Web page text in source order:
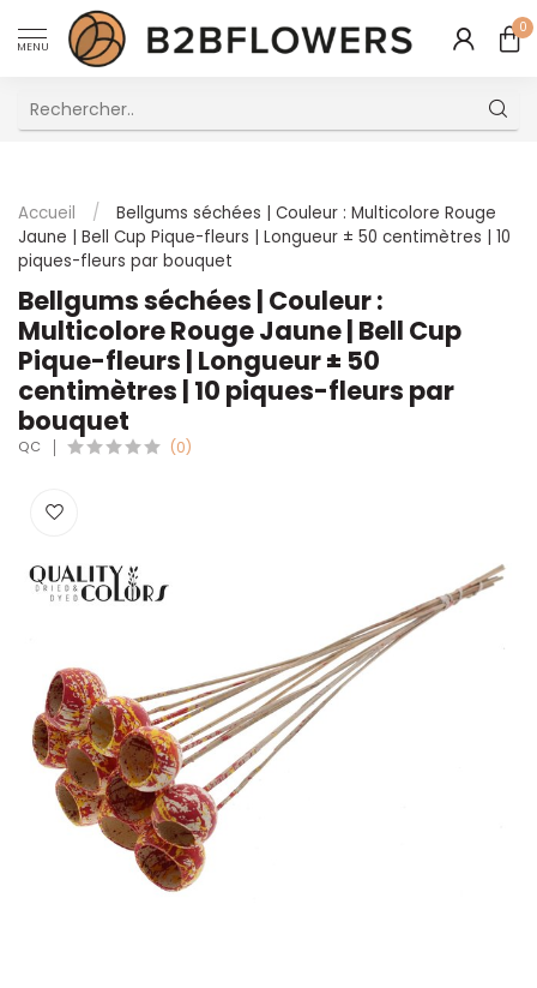
MENU
0
Accueil /
Bellgums séchées | Couleur : Multicolore Rouge
Jaune | Bell Cup Pique-fleurs | Longueur ± 50 centimètres | 10
piques-fleurs par bouquet
Bellgums séchées | Couleur :
Multicolore Rouge Jaune | Bell Cup
Pique-fleurs | Longueur ± 50
centimètres | 10 piques-fleurs par
bouquet
QC (0)